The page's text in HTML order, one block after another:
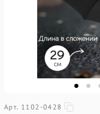
Арт. 1102-0428